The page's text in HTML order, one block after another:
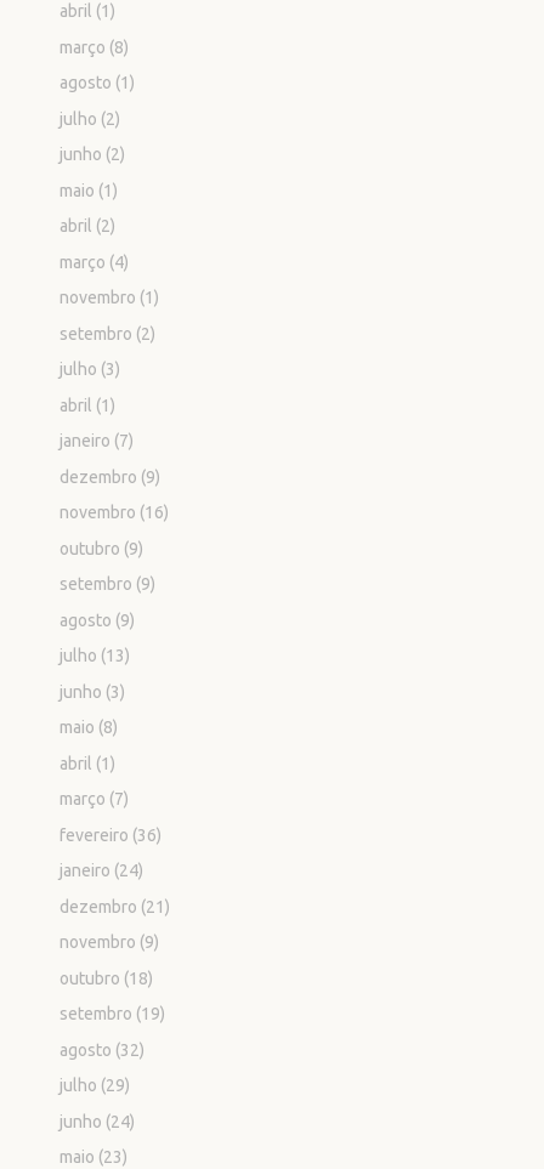
abril (1)
março (8)
agosto (1)
julho (2)
junho (2)
maio (1)
abril (2)
março (4)
novembro (1)
setembro (2)
julho (3)
abril (1)
janeiro (7)
dezembro (9)
novembro (16)
outubro (9)
setembro (9)
agosto (9)
julho (13)
junho (3)
maio (8)
abril (1)
março (7)
fevereiro (36)
janeiro (24)
dezembro (21)
novembro (9)
outubro (18)
setembro (19)
agosto (32)
julho (29)
junho (24)
maio (23)